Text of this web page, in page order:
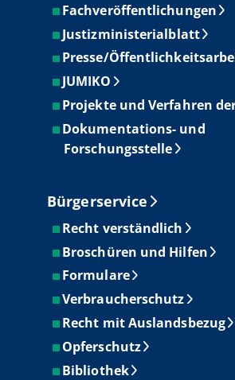
Fachveröffentlichungen
Justizministerialblatt
Presse/
JUMIKO
Projekte und Verfahren
Dokumentations- und
Forschungsstelle
Bürgerservice
Recht verständlich
Broschüren und Hilfen
Formulare
Verbraucherschutz
Recht mit Auslandsbezug
Opferschutz
Bibliothek